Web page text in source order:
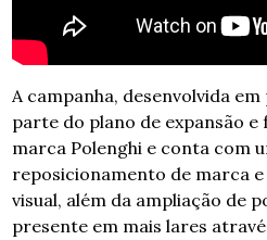
A campanha, desenvolvida
parte do plano de expansão
marca Polenghi e conta com
reposicionamento de marca
visual, além da ampliação de
presente em mais lares